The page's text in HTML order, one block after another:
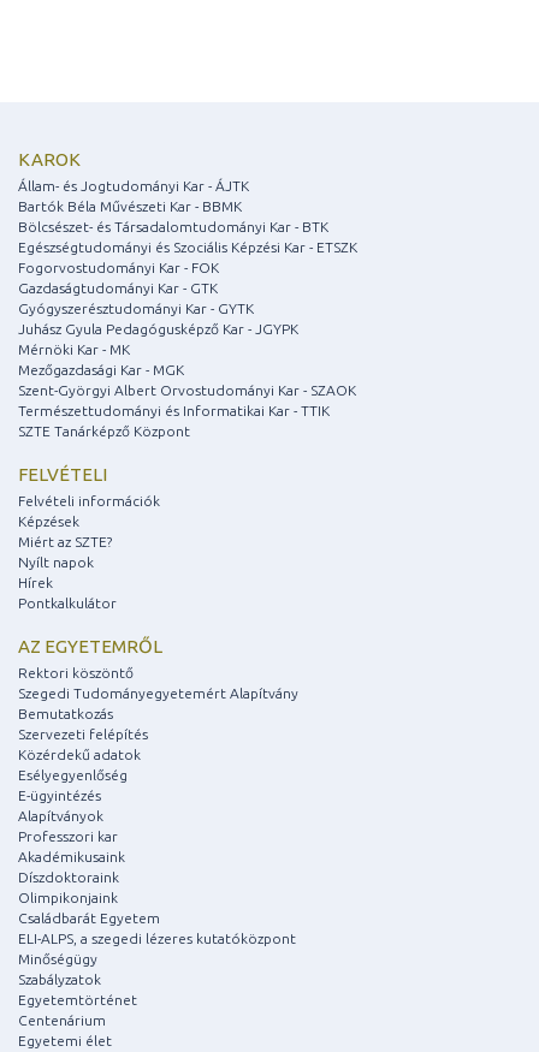
KAROK
Állam- és Jogtudományi Kar - ÁJTK
Bartók Béla Művészeti Kar - BBMK
Bölcsészet- és Társadalomtudományi Kar - BTK
Egészségtudományi és Szociális Képzési Kar - ETSZK
Fogorvostudományi Kar - FOK
Gazdaságtudományi Kar - GTK
Gyógyszerésztudományi Kar - GYTK
Juhász Gyula Pedagógusképző Kar - JGYPK
Mérnöki Kar - MK
Mezőgazdasági Kar - MGK
Szent-Györgyi Albert Orvostudományi Kar - SZAOK
Természettudományi és Informatikai Kar - TTIK
SZTE Tanárképző Központ
FELVÉTELI
Felvételi információk
Képzések
Miért az SZTE?
Nyílt napok
Hírek
Pontkalkulátor
AZ EGYETEMRŐL
Rektori köszöntő
Szegedi Tudományegyetemért Alapítvány
Bemutatkozás
Szervezeti felépítés
Közérdekű adatok
Esélyegyenlőség
E-ügyintézés
Alapítványok
Professzori kar
Akadémikusaink
Díszdoktoraink
Olimpikonjaink
Családbarát Egyetem
ELI-ALPS, a szegedi lézeres kutatóközpont
Minőségügy
Szabályzatok
Egyetemtörténet
Centenárium
Egyetemi élet